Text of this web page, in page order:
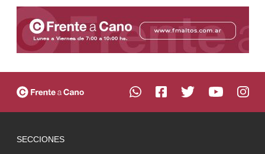
SECCIONES